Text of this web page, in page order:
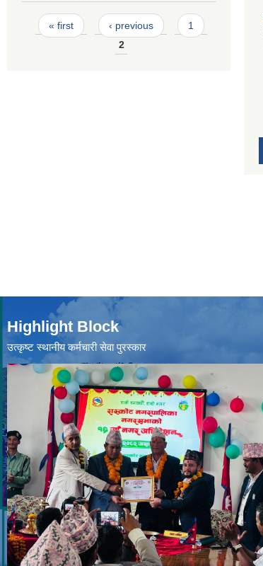
Pages
« first ‹ previous
1
2
Highlight Block
उत्‍कृष्ट स्थानीय कर्मचारी सेवा पुरस्कार